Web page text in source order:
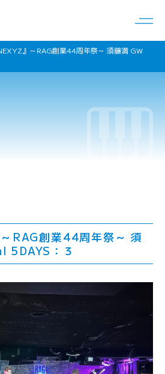
』～RAG創業44周年祭～ 須藤満 GW
RAG創業44周年祭～ 須
5DAYS：３